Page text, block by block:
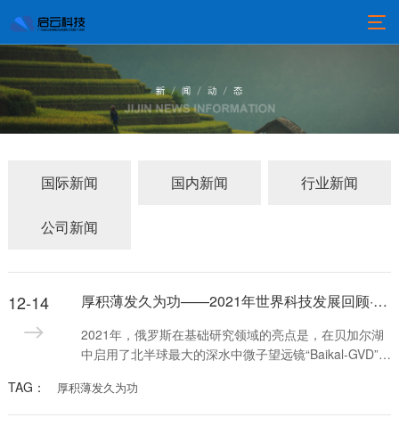
国际新闻 国内新闻 行业新闻
公司新闻
12-14 厚积薄发久为功——2021年世界科技发展回顾·基础研究
2021年，俄罗斯在基础研究领域的亮点是，在贝加尔湖
中启用了北半球最大的深水中微子望远镜“Baikal-GVD”，
学、水文学和淡水生物学现象，探索宇宙的产生和进化
过程。
TAG： 厚积薄发久为功